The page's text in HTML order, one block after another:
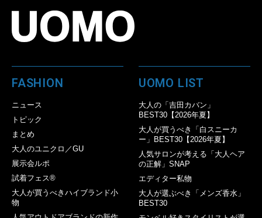
FASHION
ニュース
トピック
まとめ
大人のユニクロ／GU
展示会ルポ
試着フェス®︎
大人が買うべきハイブランド小
物
UOMO LIST
大人の「吉田カバン」
BEST30【2026年夏】
大人が買うべき「白スニーカ
ー」BEST30【2026年夏】
人気サロンが考える「大人ヘア
の正解」SNAP
エディター私物
大人が選ぶべき「メンズ香水」
BEST30